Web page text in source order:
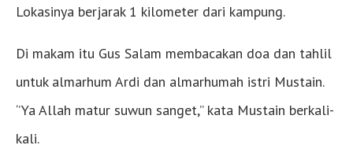
Lokasinya berjarak 1 kilometer dari kampung.
Di makam itu Gus Salam membacakan doa dan tahlil
untuk almarhum Ardi dan almarhumah istri Mustain.
‘’Ya Allah matur suwun sanget,’’ kata Mustain berkali-
kali.